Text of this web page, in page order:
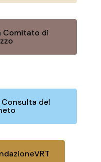
Comitato di
del